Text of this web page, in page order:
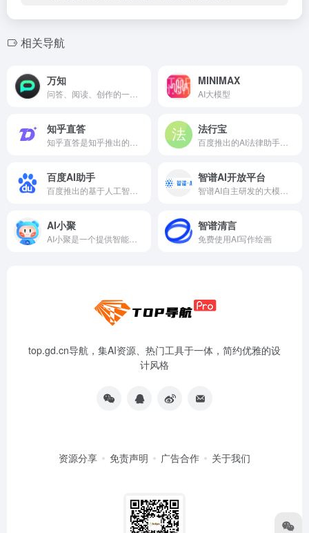
相关导航
万知 MINIMAX
AI大模型
知乎直答 法行宝
百度AI助手 智谱AI开放平台
AI小聚 智谱清言
免费使用AI写作绘画
top.gd.cn导航，集AI资源、热门工具于一体，简约优雅的设
计风格
资源分享 免责声明 广告合作 关于我们